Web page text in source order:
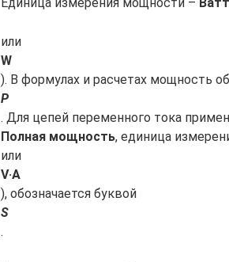
Единица измерения мощности – Ватт
или
W
). В формулах и расчетах мощность
P
. Для цепей переменного тока
Полная мощность, единица
или
V·A
), обозначается буквой
S
.